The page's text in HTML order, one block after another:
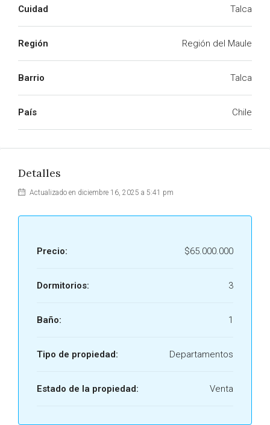
Cuidad Talca
Región Región del Maule
Barrio Talca
País Chile
Detalles
Actualizado en diciembre 16, 2025 a 5:41 pm
Precio: $65.000.000
Dormitorios: 3
Baño: 1
Tipo de propiedad: Departamentos
Estado de la propiedad: Venta